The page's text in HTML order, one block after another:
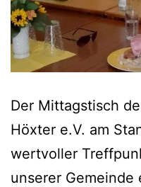
Der Mittagstisch
Höxter e.V. am
wertvoller
unserer